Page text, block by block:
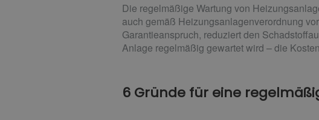
Die regelmäßige Wartung von
auch gemäß Heizungsanlagenverordnung
Garantieanspruch, reduziert den
Anlage regelmäßig gewartet wird – die
6 Gründe für eine